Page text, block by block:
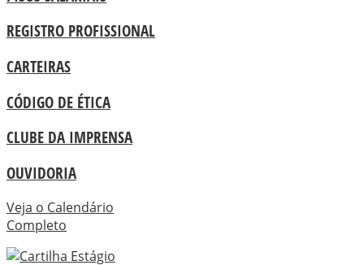
REGISTRO PROFISSIONAL
CARTEIRAS
CÓDIGO DE ÉTICA
CLUBE DA IMPRENSA
OUVIDORIA
Veja o Calendário
Completo